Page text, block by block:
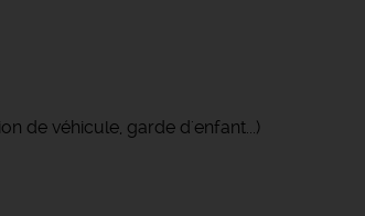
de véhicule, garde d'enfant...)